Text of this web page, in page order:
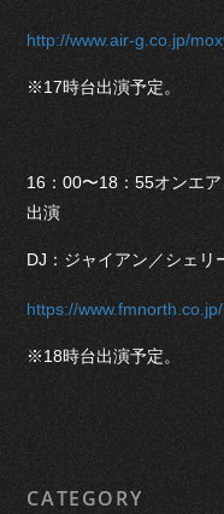
http://www.air-g.co.jp/
※17時台出演予定。
16：00〜18：55オンエ
出演
DJ：ジャイアン／シェリ
https://
※18時台出演予定。
CATEGORY